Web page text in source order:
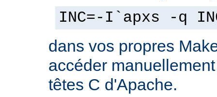
INC=-I`apxs -q
dans vos propres
accéder
têtes C d'Apache.